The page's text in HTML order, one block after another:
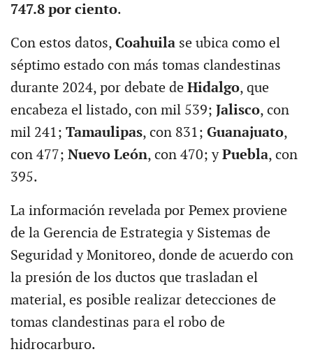
747.8 por ciento.
Con estos datos, Coahuilase ubica como el
séptimo estado con más tomas clandestinas
durante 2024, por debate de Hidalgo, que
encabeza el listado, con mil 539; Jalisco, con
mil 241; Tamaulipas, con 831; Guanajuato,
con 477; Nuevo León, con 470; yPuebla, con
395.
La información revelada por Pemex proviene
de la Gerencia de Estrategia y Sistemas de
Seguridad y Monitoreo, donde de acuerdo con
la presión de los ductos que trasladan el
material, es posible realizar detecciones de
tomas clandestinas para el robo de
hidrocarburo.